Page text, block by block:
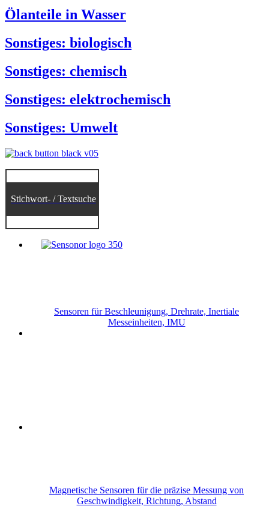
Ölanteile in Wasser
Sonstiges: biologisch
Sonstiges: chemisch
Sonstiges: elektrochemisch
Sonstiges: Umwelt
Stichwort- / Textsuche
Sensoren für Beschleunigung, Drehrate, Inertiale
Messeinheiten, IMU
Magnetische Sensoren für die präzise Messung von
Geschwindigkeit, Richtung, Abstand